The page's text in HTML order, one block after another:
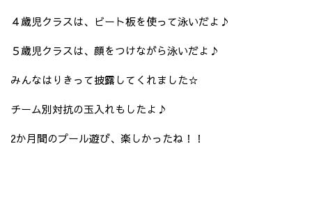
４歳児クラスは、ビート板を使って泳いだよ♪
５歳児クラスは、顔をつけながら泳いだよ♪
みんなはりきって披露してくれました☆
チーム別対抗の玉入れもしたよ♪
2か月間のプール遊び、楽しかったね！！